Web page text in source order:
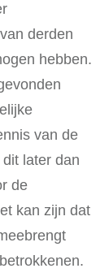
derden
hebben.
van de
later dan
de
kan zijn dat